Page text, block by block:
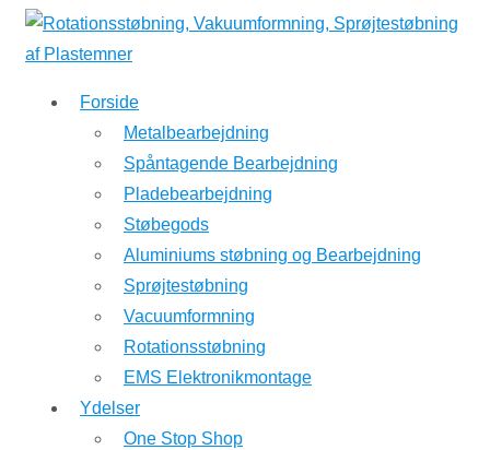
↓
Hop
hovedindhold
Forside
Metalbearbejdning
Spåntagende Bearbejdning
Pladebearbejdning
Støbegods
Aluminiums støbning og Bearbejdning
Sprøjtestøbning
Vacuumformning
Rotationsstøbning
EMS Elektronikmontage
Ydelser
One Stop Shop